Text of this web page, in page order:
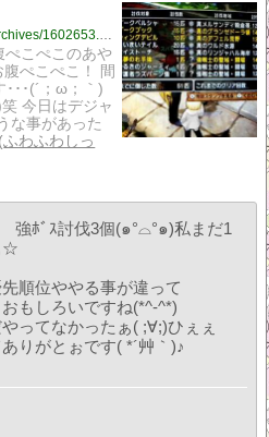
http://blog.livedoor.jp/ayapon521/archives/1602653.html
ぺこぺこのあや
ぺこぺこ！ 間
･･･(´；ω；｀)
今日はデジャ
な事があった
ふわふわしっ
強ﾎﾞｽ討伐3個(๑°⌓°๑)私まだ1
☆
順位ややる事が違って
もしろいですね(*^-^*)
ってなかったぁ( ;∀;)ひぇぇ
りがとぉです( *´艸｀)♪